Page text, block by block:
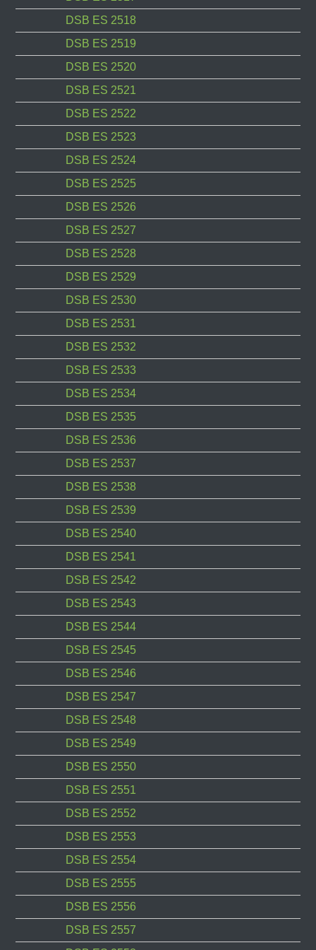
DSB ES 2518
DSB ES 2519
DSB ES 2520
DSB ES 2521
DSB ES 2522
DSB ES 2523
DSB ES 2524
DSB ES 2525
DSB ES 2526
DSB ES 2527
DSB ES 2528
DSB ES 2529
DSB ES 2530
DSB ES 2531
DSB ES 2532
DSB ES 2533
DSB ES 2534
DSB ES 2535
DSB ES 2536
DSB ES 2537
DSB ES 2538
DSB ES 2539
DSB ES 2540
DSB ES 2541
DSB ES 2542
DSB ES 2543
DSB ES 2544
DSB ES 2545
DSB ES 2546
DSB ES 2547
DSB ES 2548
DSB ES 2549
DSB ES 2550
DSB ES 2551
DSB ES 2552
DSB ES 2553
DSB ES 2554
DSB ES 2555
DSB ES 2556
DSB ES 2557